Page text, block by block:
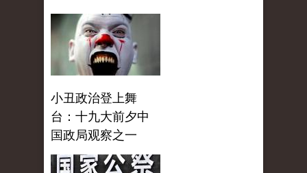
小丑政治登上舞
台：十九大前夕中
国政局观察之一